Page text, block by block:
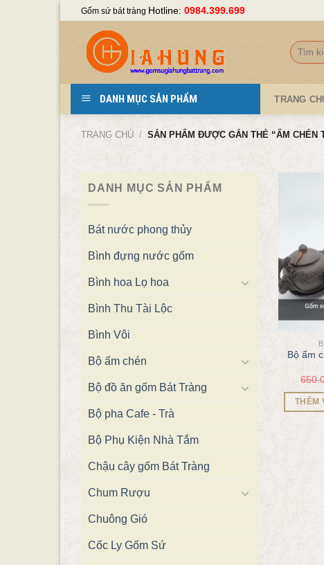
Skip
content
Gốm sứ bát tràng Hotline: 0984.399.699
Tìm
kiếm:
DANH MỤC SẢN PHẨM TRANG
TRANG CHỦ / SẢN PHẨM ĐƯỢC GẮN THẺ “ẤM CHÉN
DANH MỤC SẢN PHẨM
Bát nước phong thủy
Bình đựng nước gốm
Bình hoa Lọ hoa
Bình Thu Tài Lộc
Bình Vôi
Bộ ấm chén
Bộ đồ ăn gốm Bát Tràng
Bộ pha Cafe - Trà
Bộ Phụ Kiện Nhà Tắm
Chậu cây gốm Bát Tràng
Chum Rượu
Chuông Gió
Cốc Ly Gốm Sứ
Bộ ấm
THÊM